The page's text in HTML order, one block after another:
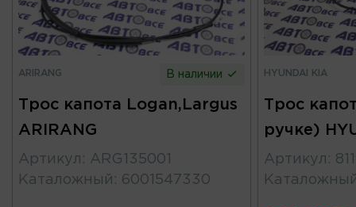
ARIRANG В наличии
Трос капота Logan,Largus
ARIRANG
Артикул : ARG135001
Каталожный : 6001547330
HYUNDAI KIA
Трос
ручке)
Артикул :